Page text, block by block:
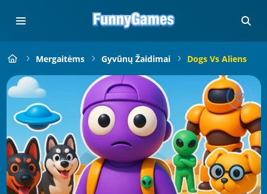
Mergaitėms Gyvūnų Žaidimai Dogs Vs Aliens